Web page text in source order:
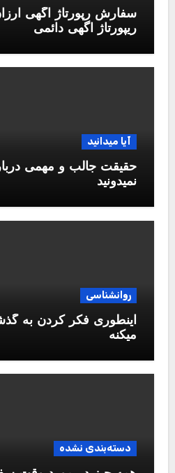
سفارش رپورتاژ آگهی
ریپورتاژ اگهی دائمی
آیا میدانید
حقیقت جالب و مهمی
نمیدونید
روانشناسی
اینطوری فکر کردن به
میکنه
دسته‌بندی نشده